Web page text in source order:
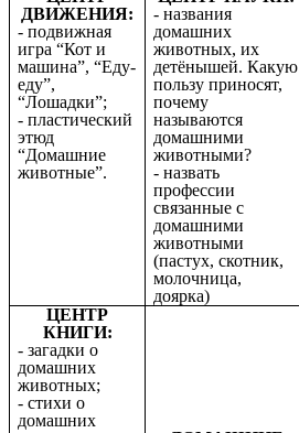
ДВИЖЕНИЯ:
- подвижная
игра “Кот и
машина”, “Еду-
еду”,
“Лошадки”;
- пластический
этюд
“Домашние
животные”.
- названия
домашних
животных, их
детёнышей. Какую
пользу приносят,
почему
называются
домашними
животными?
- назвать
профессии
связанные с
домашними
животными
(пастух, скотник,
молочница,
доярка)
ЦЕНТР
КНИГИ:
- загадки о
домашних
животных;
- стихи о
домашних